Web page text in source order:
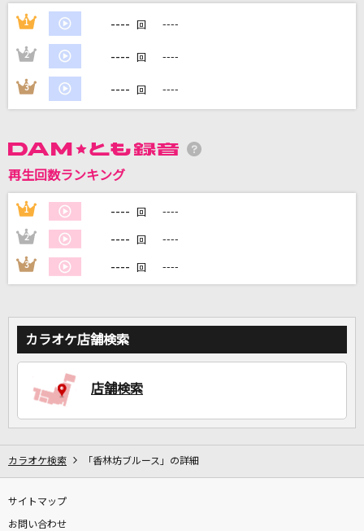
人誑し / ひとたらし
桑田佳祐
あぶく
ヨルシカ
Superfly
ray 超かぐや姫！Version(ビデオクリップバージ
ョン)
かぐや(cv.夏吉ゆうこ)、月見ヤチヨ(cv.早見沙織)
もっと見る
DAMの新曲・ランキングなど
1 ---- 回 ----
2 ---- 回 ----
3 ---- 回 ----
再生回数ランキング
1 ---- 回 ----
2 ---- 回 ----
3 ---- 回 ----
カラオケ店舗検索
店舗検索
カラオケ検索 「香林坊ブルース」の詳細
サイトマップ
お問い合わせ